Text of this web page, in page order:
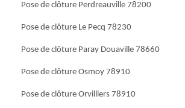
Pose de clôture Perdreauville 78200
Pose de clôture Le Pecq 78230
Pose de clôture Paray Douaville 78660
Pose de clôture Osmoy 78910
Pose de clôture Orvilliers 78910